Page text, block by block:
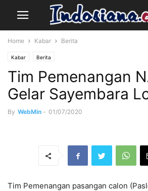
Home Kabar Berita
Kabar Berita
Tim Pemenangan
Gelar Sayembara
By WebMin - 01/07/2020
Tim Pemenangan pasangan calon